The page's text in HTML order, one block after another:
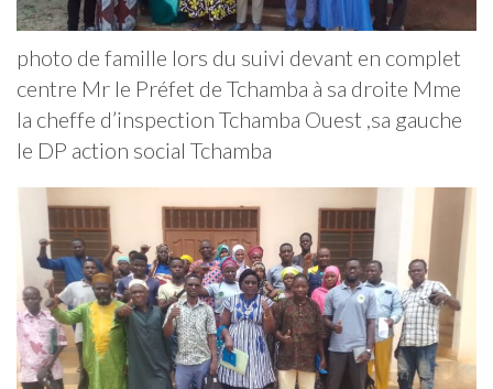
photo de famille lors du suivi devant en complet
centre Mr le Préfet de Tchamba à sa droite Mme
la cheffe d’inspection Tchamba Ouest ,sa gauche
le DP action social Tchamba